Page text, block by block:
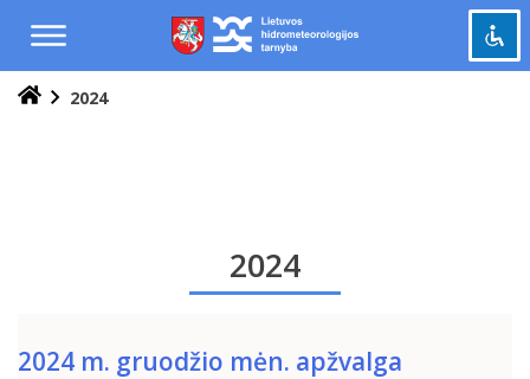
title Pažymėti antraštes
brightness_low
Tamsus kontrastas
turinį
2024
2024
2024 m. gruodžio mėn. apžvalga